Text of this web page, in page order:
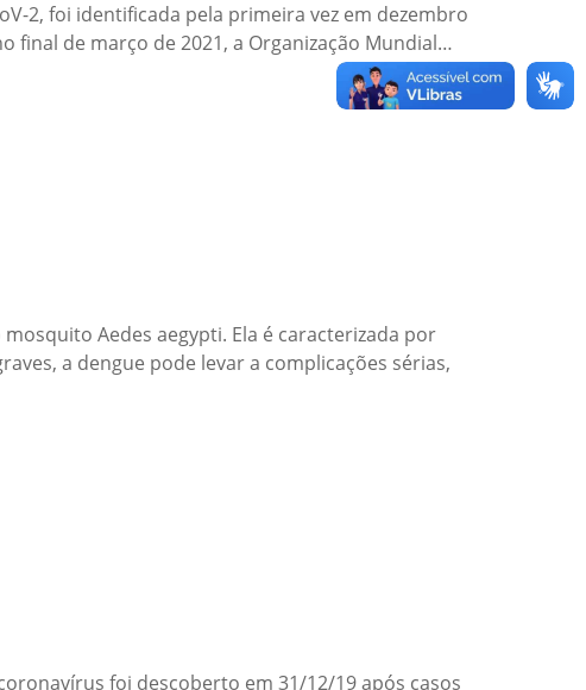
2, foi identificada pela primeira vez em dezembro
final de março de 2021, a Organização Mundial…
Aedes aegypti. Ela é caracterizada por
a dengue pode levar a complicações sérias,
foi descoberto em 31/12/19 após casos